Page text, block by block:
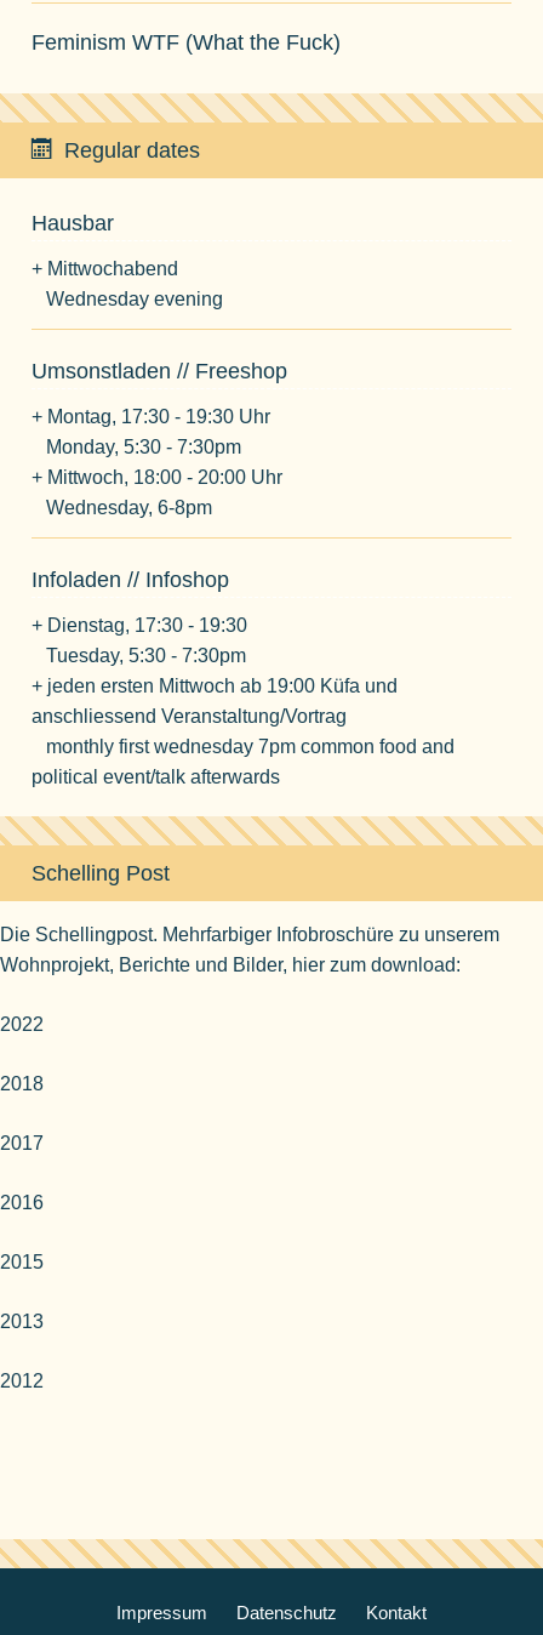
Feminism WTF (What the Fuck)
Regular dates
Hausbar
+ Mittwochabend
Wednesday evening
Umsonstladen // Freeshop
+ Montag, 17:30 - 19:30 Uhr
Monday, 5:30 - 7:30pm
+ Mittwoch, 18:00 - 20:00 Uhr
Wednesday, 6-8pm
Infoladen // Infoshop
+ Dienstag, 17:30 - 19:30
Tuesday, 5:30 - 7:30pm
+ jeden ersten Mittwoch ab 19:00 Küfa und
anschliessend Veranstaltung/Vortrag
monthly first wednesday 7pm common food and
political event/talk afterwards
Schelling Post
Die Schellingpost. Mehrfarbiger Infobroschüre zu unserem
Wohnprojekt, Berichte und Bilder, hier zum download:
2022
2018
2017
2016
2015
2013
2012
Impressum Datenschutz Kontakt